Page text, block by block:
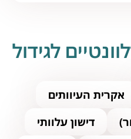
לגידול
אקרית העיוותים
דישון עלוותי